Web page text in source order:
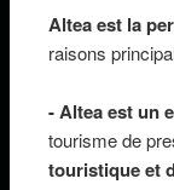
Altea est la
raisons
- Altea est un
tourisme de
touristique et